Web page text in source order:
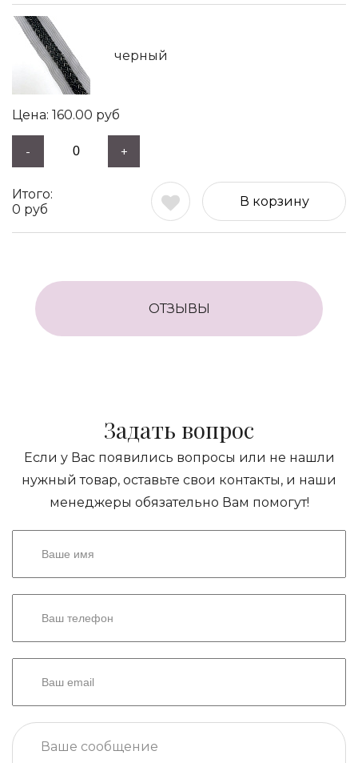
черный
160.00 руб
- +
0 руб
В корзину
ОТЗЫВЫ
Задать вопрос
Если у Вас появились вопросы или не нашли
нужный товар, оставьте свои контакты, и наши
менеджеры обязательно Вам помогут!